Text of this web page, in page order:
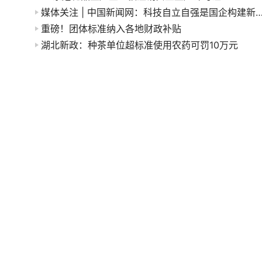
媒体关注 | 中国新闻网：科技自立自强
重磅！团体标准纳入各地财政补贴
湖北新政：种茶单位超标准使用农药可罚10万元